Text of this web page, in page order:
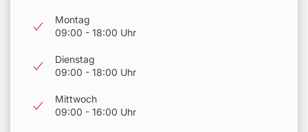
Montag
09:00 - 18:00 Uhr
Dienstag
09:00 - 18:00 Uhr
Mittwoch
09:00 - 16:00 Uhr